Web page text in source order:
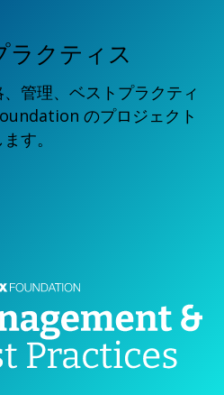
ラクティス
管理、ベストプラクティ
のプロジェクト
す。